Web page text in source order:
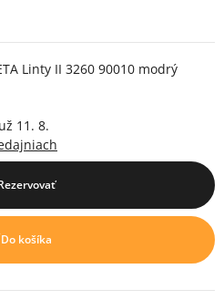
Linty II 3260 90010 modrý
11. 8.
Do košíka